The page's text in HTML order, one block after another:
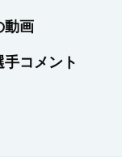
動画
手コメント